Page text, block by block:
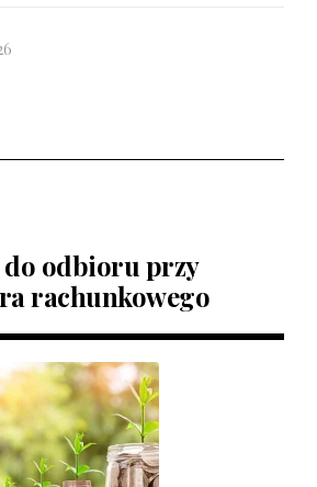
odbioru przy
rachunkowego